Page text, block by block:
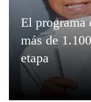
El programa
más de
etapa